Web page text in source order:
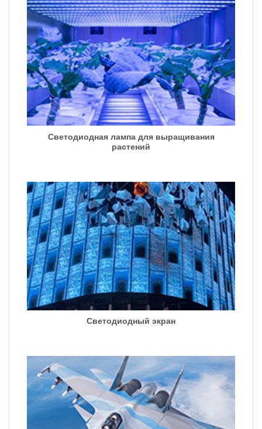
Светодиодная лампа для выращивания
растений
Светодиодный экран